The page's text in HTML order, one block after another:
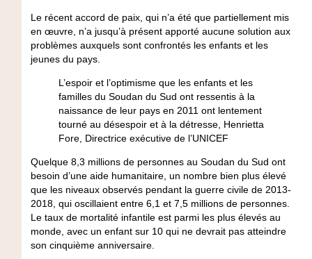
Le récent accord de paix, qui n’a été que partiellement mis
en œuvre, n’a jusqu’à présent apporté aucune solution aux
problèmes auxquels sont confrontés les enfants et les
jeunes du pays.
L’espoir et l’optimisme que les enfants et les
familles du Soudan du Sud ont ressentis à la
naissance de leur pays en 2011 ont lentement
tourné au désespoir et à la détresse, Henrietta
Fore, Directrice exécutive de l’UNICEF
Quelque 8,3 millions de personnes au Soudan du Sud ont
besoin d’une aide humanitaire, un nombre bien plus élevé
que les niveaux observés pendant la guerre civile de 2013-
2018, qui oscillaient entre 6,1 et 7,5 millions de personnes.
Le taux de mortalité infantile est parmi les plus élevés au
monde, avec un enfant sur 10 qui ne devrait pas atteindre
son cinquième anniversaire.